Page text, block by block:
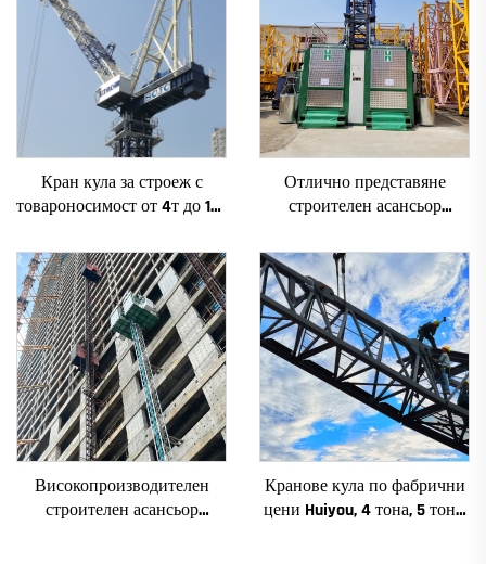
Кран кула за строеж с
товароносимост от 4т до 12т
зъбно колело, мотор, лагер,
основни компоненти
Отлично представяне
строителен асансьор
асансьорни шахти за Алжир
Високопроизводителен
строителен асансьор
Кранове кула по фабрични
цени Huiyou, 4 тона, 5 тона,